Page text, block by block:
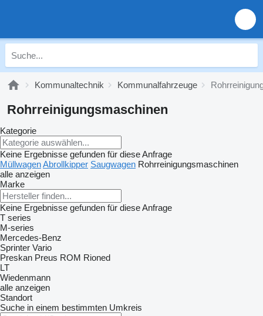
Kommunaltechnik Kommunalfahrzeuge
Rohrreinigungsmaschinen
Kategorie
Keine Ergebnisse gefunden für diese Anfrage
MüllwagenAbrollkipper Saugwagen Rohrreinigungsmaschinen
alle anzeigen
Marke
Keine Ergebnisse gefunden für diese Anfrage
T series
M-series
Mercedes-Benz
Sprinter Vario
Preskan Preus ROM Rioned
LT
Wiedenmann
alle anzeigen
Standort
Suche in einem bestimmten Umkreis